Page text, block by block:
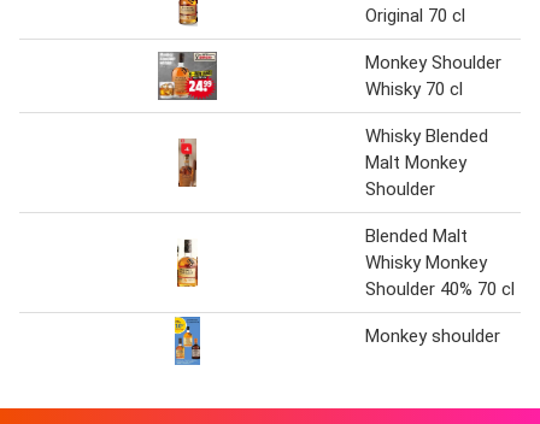
Original 70 cl
Monkey Shoulder
Whisky 70 cl
Whisky Blended
Malt Monkey
Shoulder
Blended Malt
Whisky Monkey
Shoulder 40% 70 cl
Monkey shoulder